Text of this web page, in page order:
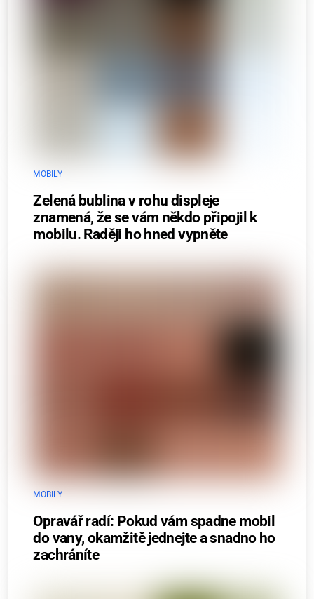
MOBILY
Zelená bublina v rohu displeje
znamená, že se vám někdo připojil k
mobilu. Raději ho hned vypněte
MOBILY
Opravář radí: Pokud vám spadne mobil
do vany, okamžitě jednejte a snadno ho
zachráníte